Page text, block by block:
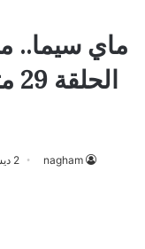
ماي سيما..
nagham 2 ديسمبر، 2024